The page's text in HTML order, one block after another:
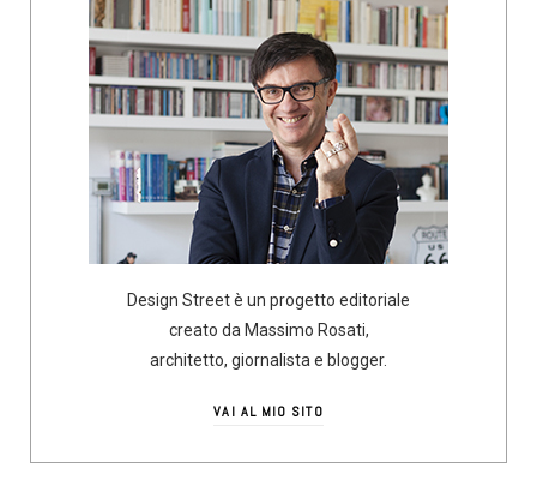
Design Street è un progetto editoriale
creato da Massimo Rosati,
architetto, giornalista e blogger.
VAI AL MIO SITO